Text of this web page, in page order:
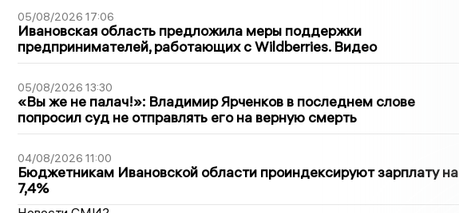
05/08/2026 17:06
Ивановская область предложила меры поддержки
предпринимателей, работающих с Wildberries. Видео
05/08/2026 13:30
«Вы же не палач!»: Владимир Ярченков в последнем слове
попросил суд не отправлять его на верную смерть
04/08/2026 11:00
Бюджетникам Ивановской области проиндексируют зарплату на
7,4%